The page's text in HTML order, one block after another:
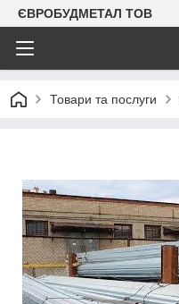
ЄВРОБУДМЕТАЛ ТОВ
Товари та послуги